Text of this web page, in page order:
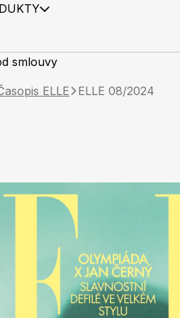
Marianne
Knihy
smlouvy
ELLE ELLE 08/2024